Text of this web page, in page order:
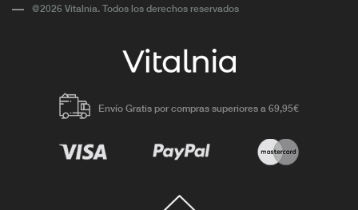
@2026 Vitalnia. Todos los derechos reservados
Envío Gratis por compras superiores a 69,95€